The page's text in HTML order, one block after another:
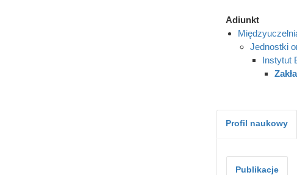
Adiunkt
Jednostki
Instytut
Profil naukowy
Publikacje